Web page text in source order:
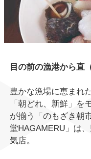
目の前の漁港から直
豊かな漁場に恵まれ
「朝どれ、新鮮」を
が揃う「のもざき朝
堂HAGAMERU」は
気店。